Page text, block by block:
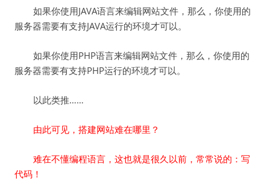
如果你使用JAVA语言来编辑网站文件，那么，你使用的
服务器需要有支持JAVA运行的环境才可以。
如果你使用PHP语言来编辑网站文件，那么，你使用的
服务器需要有支持PHP运行的环境才可以。
以此类推……
由此可见，搭建网站难在哪里？
难在不懂编程语言，这也就是很久以前，常常说的：写
代码！